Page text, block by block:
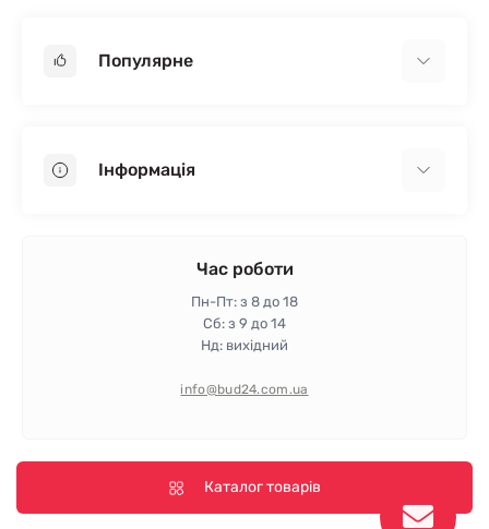
Популярне
Пінопласт
Інформація
Гарантія та повернення
Політика конфіденційності
Час роботи
Пн-Пт: з 8 до 18
Сб: з 9 до 14
Нд: вихідний
info@bud24.com.ua
Каталог товарів